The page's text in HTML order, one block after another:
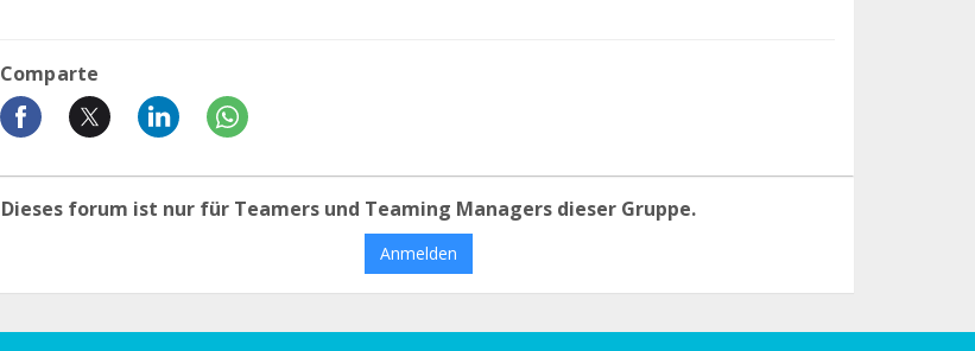
Comparte
Dieses forum ist nur für Teamers und Teaming Managers dieser Gruppe.
Anmelden